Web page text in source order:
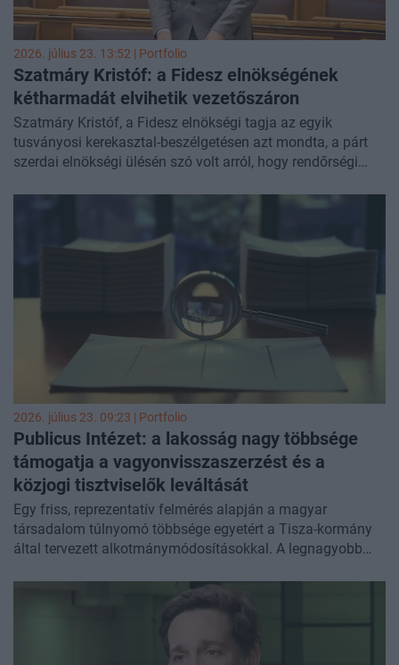
2026. július 23. 13:52 | Portfolio
Szatmáry Kristóf: a Fidesz elnökségének
kétharmadát elvihetik vezetőszáron
Szatmáry Kristóf, a Fidesz elnökségi tagja az egyik
tusványosi kerekasztal-beszélgetésen azt mondta, a párt
szerdai elnökségi ülésén szó volt arról, hogy rendőrségi
2026. július 23. 09:23 | Portfolio
Publicus Intézet: a lakosság nagy többsége
támogatja a vagyonvisszaszerzést és a
közjogi tisztviselők leváltását
Egy friss, reprezentatív felmérés alapján a magyar
társadalom túlnyomó többsége egyetért a Tisza-kormány
által tervezett alkotmánymódosításokkal. A legnagyobb
Védelmi Hivatal létrehozása élvezi, de a miniszterelnöki és
a parlamenti képviselői mandátumok korlátozása, valamint
a korábbi közigazgatási megnevezések visszaállítása is
rendkívül népszerű a lakosság körében - közölte a